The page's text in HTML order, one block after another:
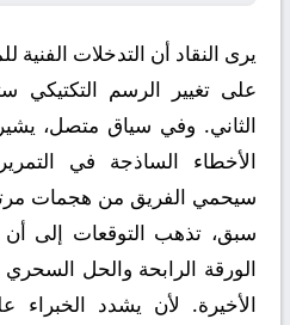
يرى النقاد أن التدخلات الفنية
على تغيير الرسم
الثاني. وفي سياق متصل،
الأخطاء الساذجة في
سيحمي الفريق من هجمات
سبق، تذهب التوقعات إلى أن
الورقة الرابحة والحل
الأخيرة. لأن يشدد الخبراء